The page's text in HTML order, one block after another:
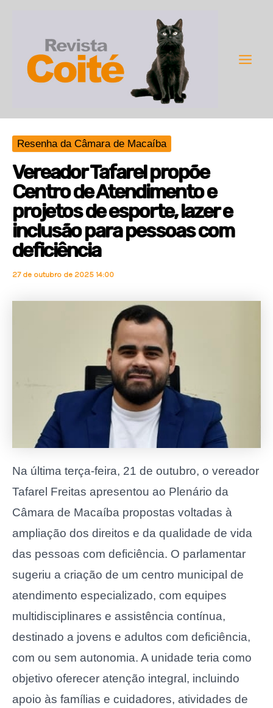
conteúdo
Resenha da Câmara de Macaíba
Vereador Tafarel propõe
Centro de Atendimento e
projetos de esporte, lazer e
inclusão para pessoas com
deficiência
27 de outubro de 2025 14:00
Na última terça-feira, 21 de outubro, o vereador
Tafarel Freitas apresentou ao Plenário da
Câmara de Macaíba propostas voltadas à
ampliação dos direitos e da qualidade de vida
das pessoas com deficiência. O parlamentar
sugeriu a criação de um centro municipal de
atendimento especializado, com equipes
multidisciplinares e assistência contínua,
destinado a jovens e adultos com deficiência,
com ou sem autonomia. A unidade teria como
objetivo oferecer atenção integral, incluindo
apoio às famílias e cuidadores, atividades de